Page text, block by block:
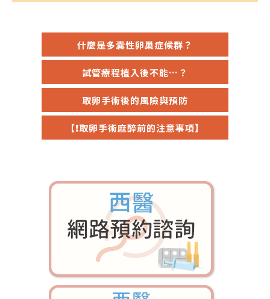
什麼是多囊性卵巢症候群？
試管療程植入後不能…？
取卵手術後的風險與預防
【❗取卵手術麻醉前的注意事項】